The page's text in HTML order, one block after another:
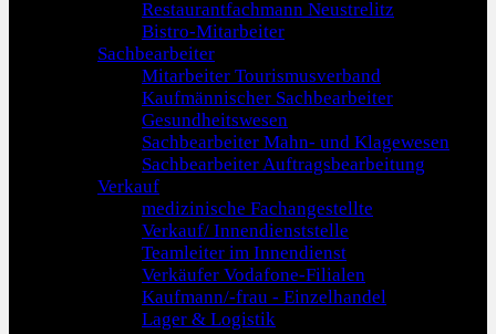
Restaurantfachmann Neustrelitz
Bistro-Mitarbeiter
Sachbearbeiter
Mitarbeiter Tourismusverband
Kaufmännischer Sachbearbeiter
Gesundheitswesen
Sachbearbeiter Mahn- und Klagewesen
Sachbearbeiter Auftragsbearbeitung
Verkauf
medizinische Fachangestellte
Verkauf/ Innendienststelle
Teamleiter im Innendienst
Verkäufer Vodafone-Filialen
Kaufmann/-frau - Einzelhandel
Lager & Logistik